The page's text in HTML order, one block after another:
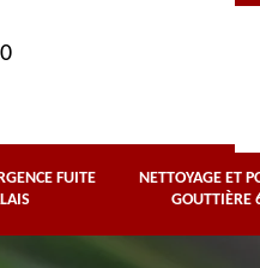
FUITE
NETTOYAGE ET
GOUTTIÈRE